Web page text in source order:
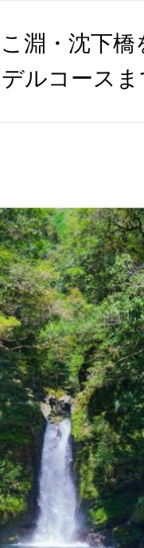
淵・沈下
ルコースま